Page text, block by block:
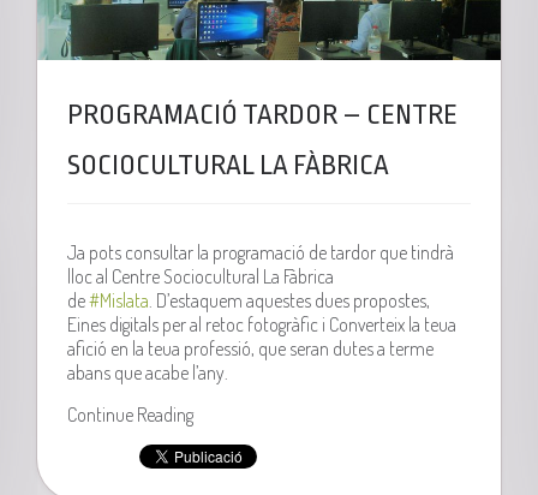
PROGRAMACIÓ TARDOR – CENTRE
SOCIOCULTURAL LA FÀBRICA
Ja pots consultar la programació de tardor que tindrà
lloc al Centre Sociocultural La Fàbrica
de#Mislata. D’estaquem aquestes dues propostes,
Eines digitals per al retoc fotogràfic i Converteix la teua
afició en la teua professió, que seran dutes a terme
abans que acabe l’any.
Continue Reading